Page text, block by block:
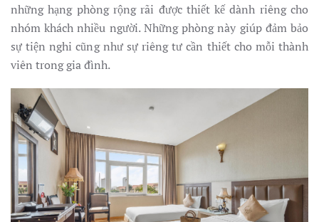
những hạng phòng rộng rãi được thiết kế dành riêng cho
nhóm khách nhiều người. Những phòng này giúp đảm bảo
sự tiện nghi cũng như sự riêng tư cần thiết cho mỗi thành
viên trong gia đình.